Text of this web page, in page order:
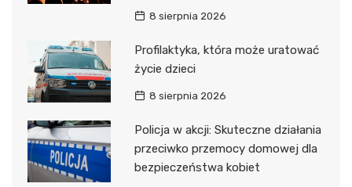
8 sierpnia 2026
Profilaktyka, która może uratować
życie dzieci
8 sierpnia 2026
Policja w akcji: Skuteczne działania
przeciwko przemocy domowej dla
bezpieczeństwa kobiet